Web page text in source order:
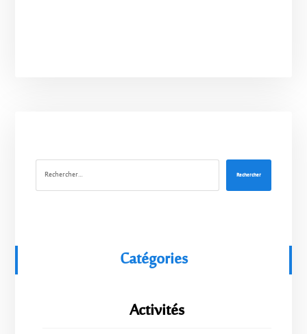
Rechercher
Catégories
Activités